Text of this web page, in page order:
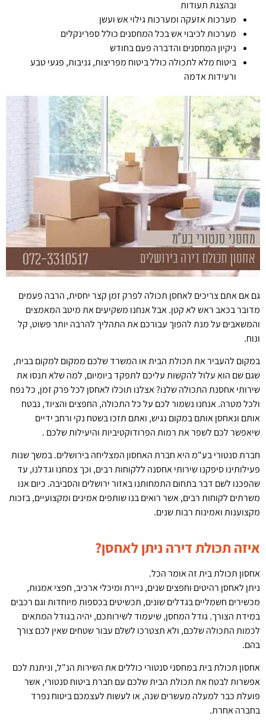
ובהצגת תעודות
מערכות אזעקה ומערכות גילוי אש ועשן
מערכות לכיבוי אש בכל המחסנים כולל ספרינקלים
ניקיון המחסנים והדברה פעם בחודש
ביטוח מלא לתכולה כולל ביטוח מפריצות, גניבות, פגעי טבע
ורעידות אדמה
גם אם אתם צריכים לאחסן תכולה לפרק זמן קצר יחסית, הרבה פעמים
מדובר בכאב ראש לא קטן. אבל אנחנו משקיעים את מיטב המאמצים
והמשאבים על מנת להפוך עבורכם את התהליך להרבה יותר פשוט, קל
ונוח.
במקום להעביר את תכולת הבית או המשרד שלכם ממקום למקום בבית,
שגם שם הוא עלול להקשות עליכם לתפקד ביומיום, למה שלא תנסו את
שירותי אחסנת התכולה שלנו? אצלנו תוכלו לאחסן לכל פרק זמן, כל נפח
ולכל מטרה. אנחנו נשמור לכם על כל התכולה, החפצים והציוד, נבטח
אותם ונאחסן אותם במקום נגיש, ואתם תזכו בשטח נקי ורחב ידיים
שיאפשר לכם לשפר את רמות הפרודוקטיביות והיעילות שלכם .
חברת סנטורי בע"מ היא חברת האחסון המצליחה בירושלים. במשך שנות
פעילותינו סיפקנו שירותי אחסנה ללקוחות רבים, וכך צמחנו וגדלנו, עד
שהפכנו לשם דבר בתחום התמחותנו באזור ירושלים והסביבה. כיום אנו
משרתים לקוחות רבים, אשר רואים בנו שותפים אמינים ומקצועיים, בזכות
מקצוענות ואמינות רבות שנים.
איזה תכולת דירה ניתן לאחסן?
אחסון תכולת בית זה אומר הכל.
ניתן לאחסן רהיטים וחפצים שנים, ניירת ומיכלי ארכיב, חפצי אמנות,
מכשירים חשמליים בגדלים שונים, תכשיטים בכספות מיוחדות וגם רכבים
במידת הצורך. גודל המחסן, שיעמוד לשירותכם, יהיה בגודל המתאים
לכמות התכולה שלכם, ולא תצטרכו לשלם עבור שטחים שאין לכם צורך
בהם.
אחסון תכולת בית במחסני סנטורי כוללים את השירות הנ"ל, וניתנת לכם
אפשרות לבטח את תכולת הבית שלכם עם חברת ביטוח סנטורי, אשר
פועלת כבר למעלה מעשרים שנה, או לעשות לעצמכם ביטוח נפרד
בחברה אחרת.